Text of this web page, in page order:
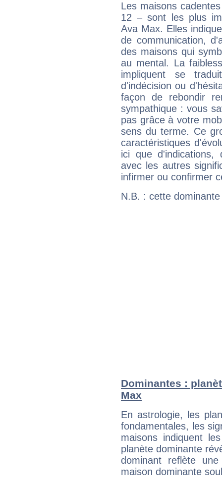
Les maisons
12 – sont les plus
Ava Max. Elles
de communication,
des maisons qui
au mental. La
impliquent se
d'indécision ou
façon de rebondir
sympathique : vous
pas grâce à votre
sens du terme. Ce
caractéristiques
ici que d'indications,
avec les autres
infirmer ou confirmer
N.B. : cette
Dominantes :
Max
En astrologie, les
fondamentales, les
maisons indiquent
planète dominante
dominant reflète
maison dominante